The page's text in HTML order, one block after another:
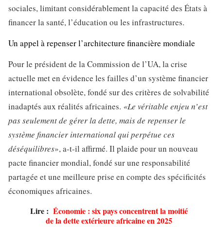
sociales, limitant considérablement la capacité des États à
financer la santé, l’éducation ou les infrastructures.
Un appel à repenser l’architecture financière mondiale
Pour le président de la Commission de l’UA, la crise
actuelle met en évidence les failles d’un système financier
international obsolète, fondé sur des critères de solvabilité
inadaptés aux réalités africaines. «Le véritable enjeu n’est
pas seulement de gérer la dette, mais de repenser le
système financier international qui perpétue ces
déséquilibres», a-t-il affirmé. Il plaide pour un nouveau
pacte financier mondial, fondé sur une responsabilité
partagée et une meilleure prise en compte des spécificités
économiques africaines.
Lire : Économie : six pays concentrent la moitié
de la dette extérieure africaine en 2025